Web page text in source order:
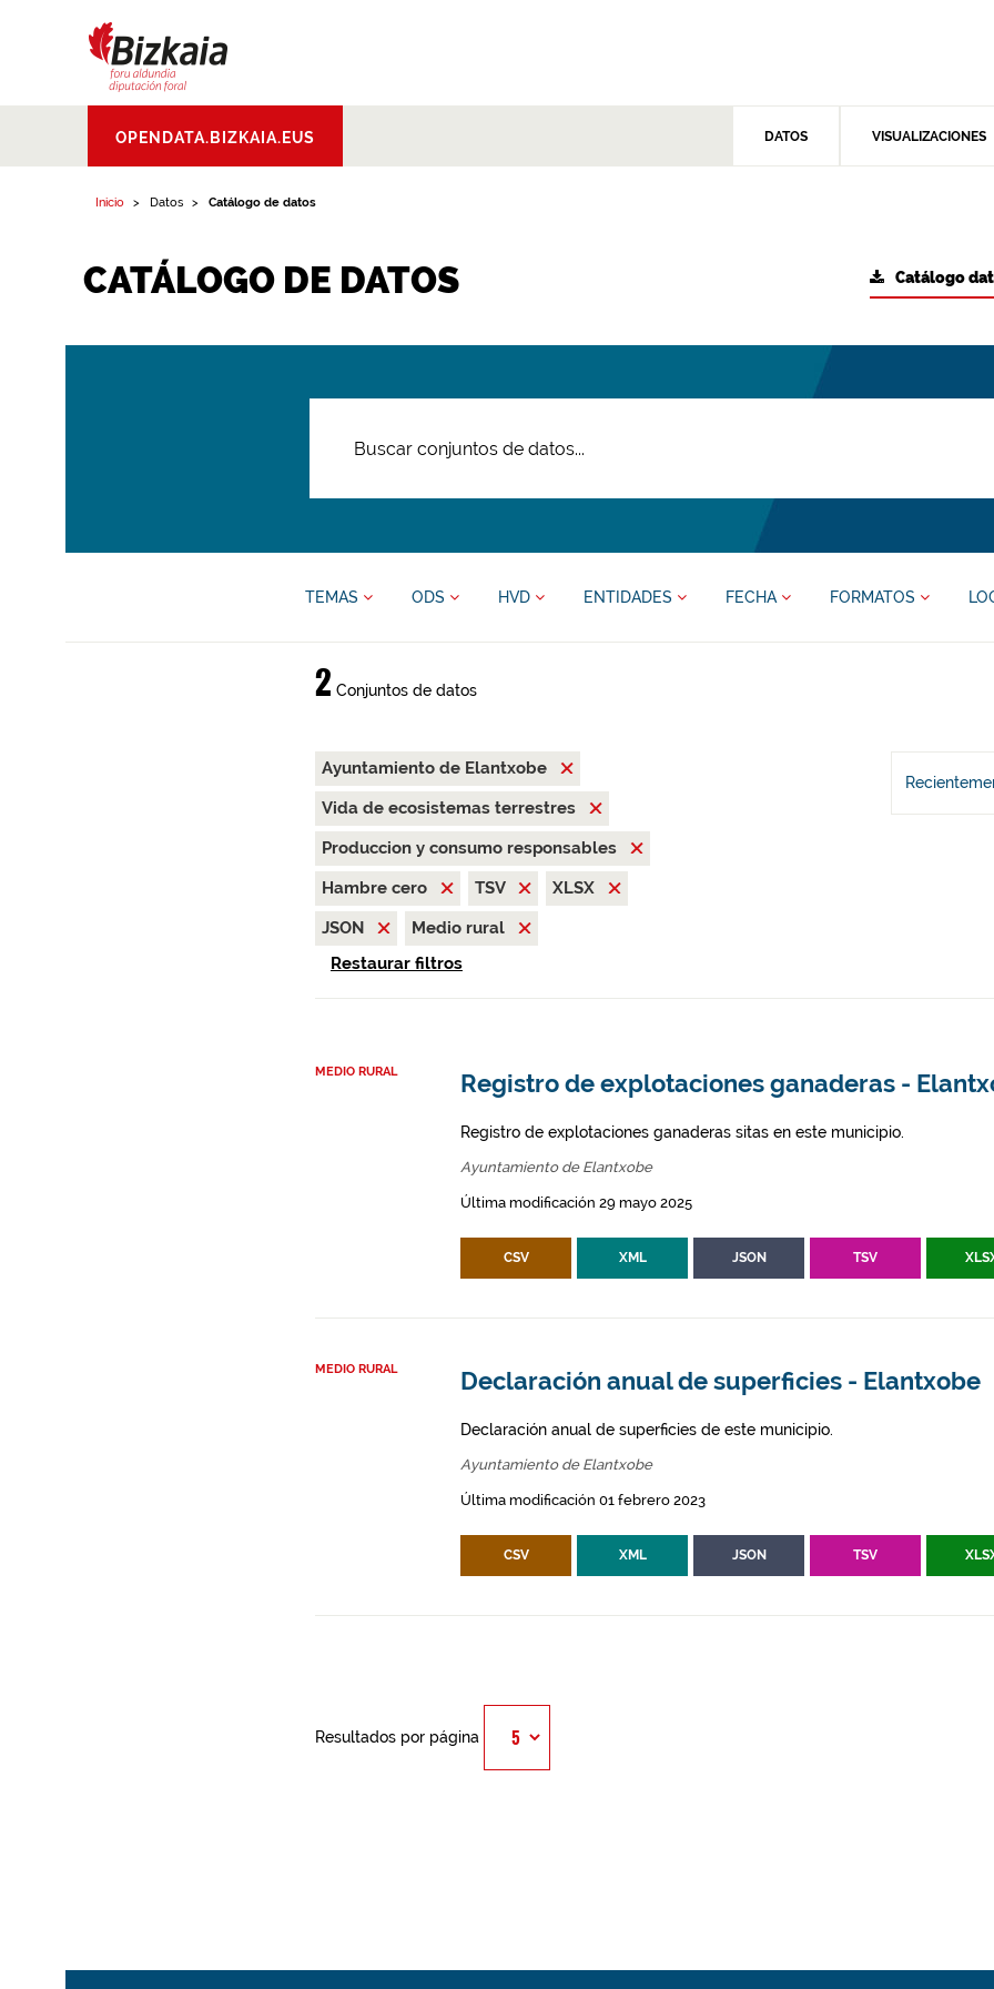
Aldundia.Diputacion
Foral de Bizkaia
OPENDATA.BIZKAIA.EUS DATOS VISUALIZACIONES
Inicio Datos Catálogo de datos
CATÁLOGO DE DATOS Catálogo
TEMAS ODS HVD ENTIDADES FECHA FORMATOS
2 Conjuntos de datos
Ayuntamiento de Elantxobe
Vida de ecosistemas terrestres
Produccion y consumo responsables
Hambre cero
TSV
XLSX
JSON
Medio rural
Restaurar filtros
MEDIO RURAL Registro de explotaciones ganaderas -
Registro de explotaciones ganaderas sitas en este municipio.
Ayuntamiento de Elantxobe
Última modificación 29 mayo 2025
CSV XML JSON TSV
MEDIO RURAL Declaración anual de superficies - Elantxobe
Declaración anual de superficies de este municipio.
Ayuntamiento de Elantxobe
Última modificación 01 febrero 2023
CSV XML JSON TSV
Resultados por página